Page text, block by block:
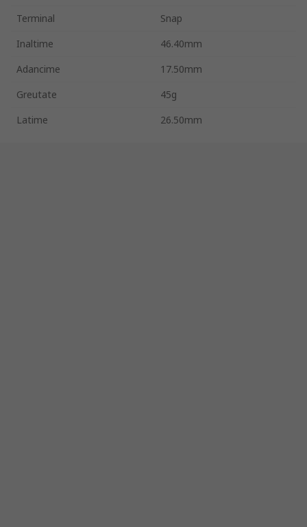
Terminal
Snap
Inaltime
46.40mm
Adancime
17.50mm
Greutate
45g
Latime
26.50mm